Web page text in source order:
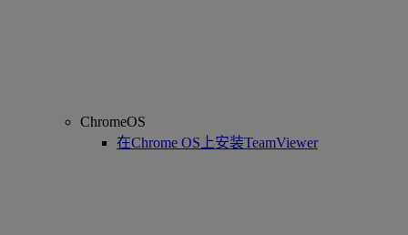
ChromeOS
在Chrome OS上安装TeamViewer